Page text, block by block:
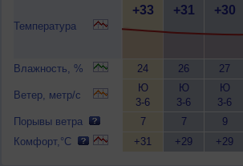
Температура
Влажность, %
Ветер, метр/с
Порывы ветра
Комфорт,°C
+33
24
Ю
3-6
7
+31
+31
26
Ю
3-6
7
+29
+30
27
Ю
3-6
9
+29